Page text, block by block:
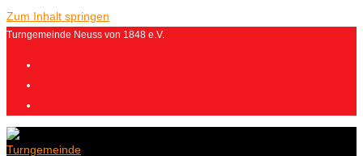
Zum Inhalt springen
Turngemeinde Neuss von 1848 e.V.